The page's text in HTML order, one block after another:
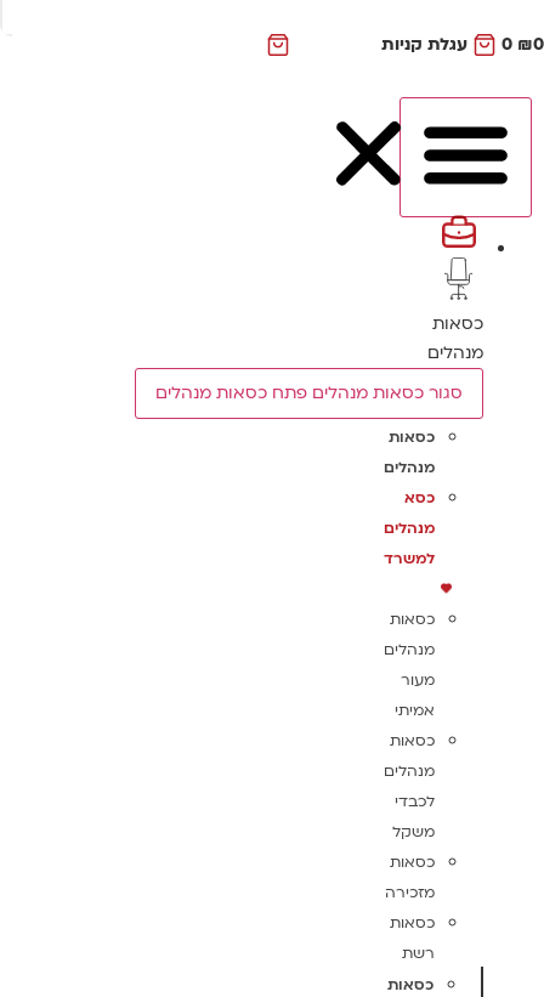
₪
0 עגלת קניות
כסאות
מנהלים
סגור כסאות מנהלים פתח כסאות מנהלים
כסאות
מנהלים
כסא
מנהלים
למשרד
כסאות
מנהלים
מעור
אמיתי
כסאות
מנהלים
לכבדי
משקל
כסאות
מזכירה
כסאות
רשת
כסאות